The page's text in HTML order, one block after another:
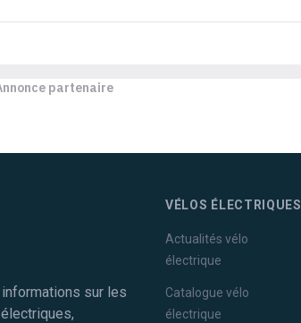
partenaire
informations sur les
VÉLOS ÉLECTRIQUES
Actualités vélo
électrique
Catalogue vélo
électrique